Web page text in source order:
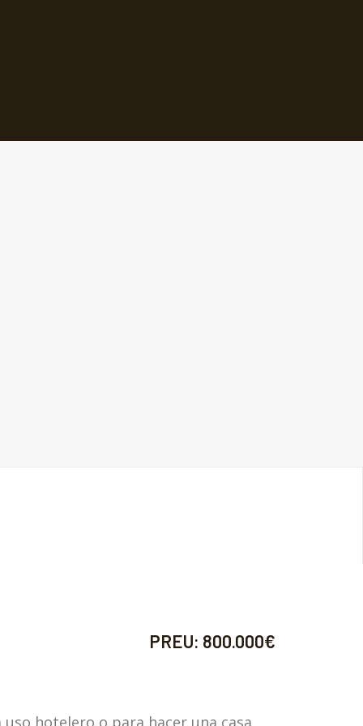
PREU: 800.000€
hotelero o para hacer una casa